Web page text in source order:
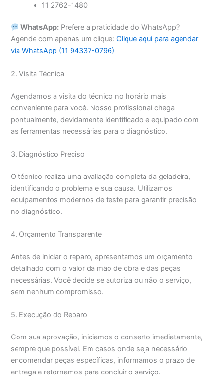
11 2762-1480
WhatsApp: Prefere a praticidade do WhatsApp?
Agende com apenas um clique:Clique aqui para agendar
via WhatsApp (11 94337-0796)
2. Visita Técnica
Agendamos a visita do técnico no horário mais
conveniente para você. Nosso profissional chega
pontualmente, devidamente identificado e equipado com
as ferramentas necessárias para o diagnóstico.
3. Diagnóstico Preciso
O técnico realiza uma avaliação completa da geladeira,
identificando o problema e sua causa. Utilizamos
equipamentos modernos de teste para garantir precisão
no diagnóstico.
4. Orçamento Transparente
Antes de iniciar o reparo, apresentamos um orçamento
detalhado com o valor da mão de obra e das peças
necessárias. Você decide se autoriza ou não o serviço,
sem nenhum compromisso.
5. Execução do Reparo
Com sua aprovação, iniciamos o conserto imediatamente,
sempre que possível. Em casos onde seja necessário
encomendar peças específicas, informamos o prazo de
entrega e retornamos para concluir o serviço.